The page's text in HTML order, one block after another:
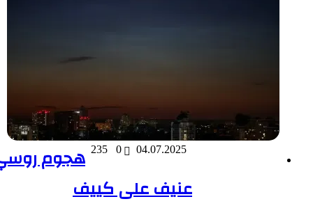
04.07.2025
0
235
هجوم روسي
عنيف على كييف